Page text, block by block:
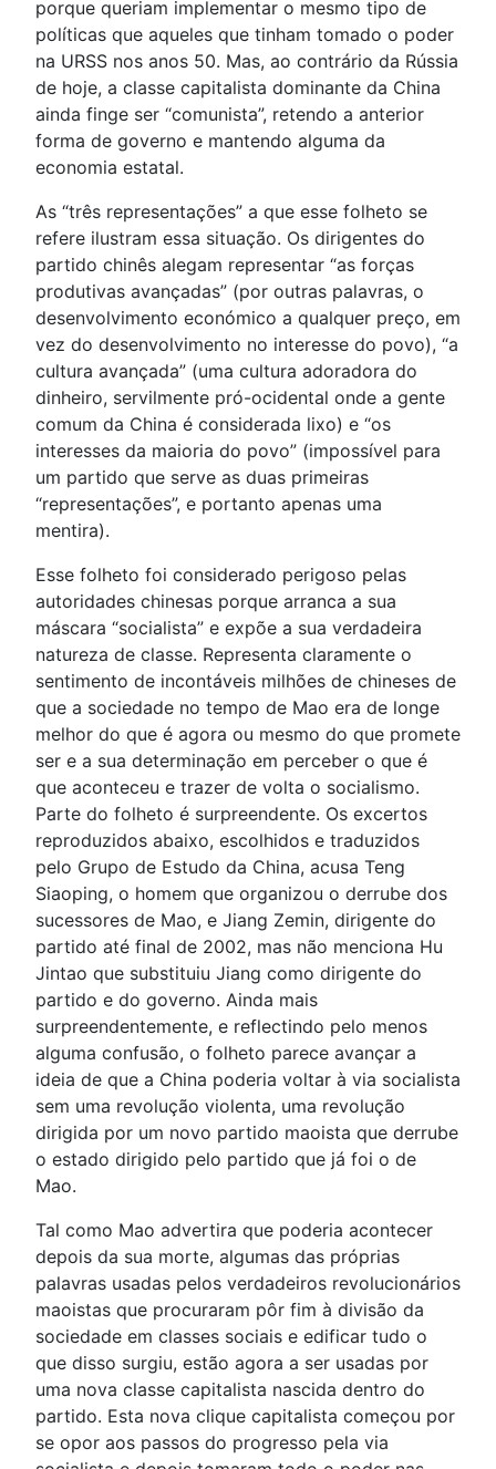
porque queriam implementar o mesmo tipo de
políticas que aqueles que tinham tomado o poder
na URSS nos anos 50. Mas, ao contrário da Rússia
de hoje, a classe capitalista dominante da China
ainda finge ser “comunista”, retendo a anterior
forma de governo e mantendo alguma da
economia estatal.
As “três representações” a que esse folheto se
refere ilustram essa situação. Os dirigentes do
partido chinês alegam representar “as forças
produtivas avançadas” (por outras palavras, o
desenvolvimento económico a qualquer preço, em
vez do desenvolvimento no interesse do povo), “a
cultura avançada” (uma cultura adoradora do
dinheiro, servilmente pró-ocidental onde a gente
comum da China é considerada lixo) e “os
interesses da maioria do povo” (impossível para
um partido que serve as duas primeiras
“representações”, e portanto apenas uma
mentira).
Esse folheto foi considerado perigoso pelas
autoridades chinesas porque arranca a sua
máscara “socialista” e expõe a sua verdadeira
natureza de classe. Representa claramente o
sentimento de incontáveis milhões de chineses de
que a sociedade no tempo de Mao era de longe
melhor do que é agora ou mesmo do que promete
ser e a sua determinação em perceber o que é
que aconteceu e trazer de volta o socialismo.
Parte do folheto é surpreendente. Os excertos
reproduzidos abaixo, escolhidos e traduzidos
pelo Grupo de Estudo da China, acusa Teng
Siaoping, o homem que organizou o derrube dos
sucessores de Mao, e Jiang Zemin, dirigente do
partido até final de 2002, mas não menciona Hu
Jintao que substituiu Jiang como dirigente do
partido e do governo. Ainda mais
surpreendentemente, e reflectindo pelo menos
alguma confusão, o folheto parece avançar a
ideia de que a China poderia voltar à via socialista
sem uma revolução violenta, uma revolução
dirigida por um novo partido maoista que derrube
o estado dirigido pelo partido que já foi o de
Mao.
Tal como Mao advertira que poderia acontecer
depois da sua morte, algumas das próprias
palavras usadas pelos verdadeiros revolucionários
maoistas que procuraram pôr fim à divisão da
sociedade em classes sociais e edificar tudo o
que disso surgiu, estão agora a ser usadas por
uma nova classe capitalista nascida dentro do
partido. Esta nova clique capitalista começou por
se opor aos passos do progresso pela via